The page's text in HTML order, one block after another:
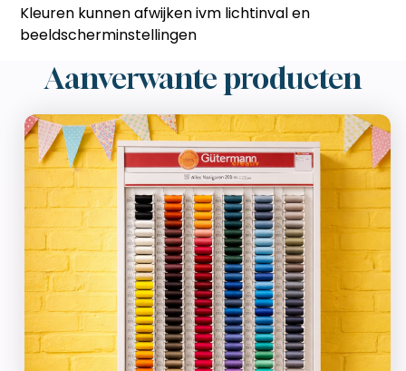
Kleuren kunnen afwijken ivm lichtinval en
beeldscherminstellingen
Aanverwante producten